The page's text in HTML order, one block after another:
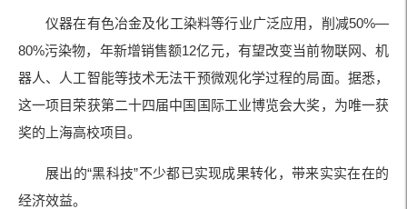
仪器在有色冶金及化工染料等行业广泛应用，削减50%—
80%污染物，年新增销售额12亿元，有望改变当前物联网、机
器人、人工智能等技术无法干预微观化学过程的局面。据悉，
这一项目荣获第二十四届中国国际工业博览会大奖，为唯一获
奖的上海高校项目。
展出的“黑科技”不少都已实现成果转化，带来实实在在的
经济效益。